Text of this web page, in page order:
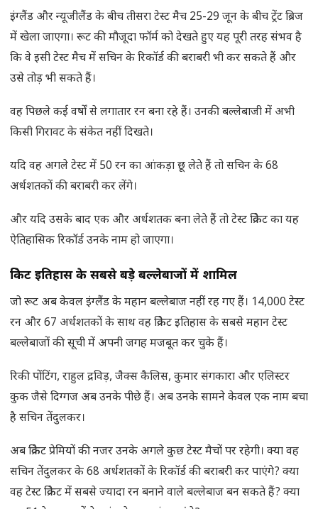
इंग्लैंड और न्यूजीलैंड के बीच तीसरा टेस्ट मैच 25-29 जून के बीच ट्रेंट ब्रिज
में खेला जाएगा। रूट की मौजूदा फॉर्म को देखते हुए यह पूरी तरह संभव है
कि वे इसी टेस्ट मैच में सचिन के रिकॉर्ड की बराबरी भी कर सकते हैं और
उसे तोड़ भी सकते हैं।
वह पिछले कई वर्षों से लगातार रन बना रहे हैं। उनकी बल्लेबाजी में अभी
किसी गिरावट के संकेत नहीं दिखते।
यदि वह अगले टेस्ट में 50 रन का आंकड़ा छू लेते हैं तो सचिन के 68
अर्धशतकों की बराबरी कर लेंगे।
और यदि उसके बाद एक और अर्धशतक बना लेते हैं तो टेस्ट क्रिकेट का यह
ऐतिहासिक रिकॉर्ड उनके नाम हो जाएगा।
क्रिकेट इतिहास के सबसे बड़े बल्लेबाजों में शामिल
जो रूट अब केवल इंग्लैंड के महान बल्लेबाज नहीं रह गए हैं। 14,000 टेस्ट
रन और 67 अर्धशतकों के साथ वह क्रिकेट इतिहास के सबसे महान टेस्ट
बल्लेबाजों की सूची में अपनी जगह मजबूत कर चुके हैं।
रिकी पोंटिंग, राहुल द्रविड़, जैक्स कैलिस, कुमार संगकारा और एलिस्टर
कुक जैसे दिग्गज अब उनके पीछे हैं। अब उनके सामने केवल एक नाम बचा
है सचिन तेंदुलकर।
अब क्रिकेट प्रेमियों की नजर उनके अगले कुछ टेस्ट मैचों पर रहेगी। क्या वह
सचिन तेंदुलकर के 68 अर्धशतकों के रिकॉर्ड की बराबरी कर पाएंगे? क्या
वह टेस्ट क्रिकेट में सबसे ज्यादा रन बनाने वाले बल्लेबाज बन सकते हैं? क्या